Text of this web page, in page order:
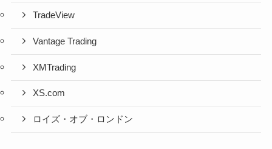
TradeView
Vantage Trading
XMTrading
XS.com
ロイズ・オブ・ロンドン